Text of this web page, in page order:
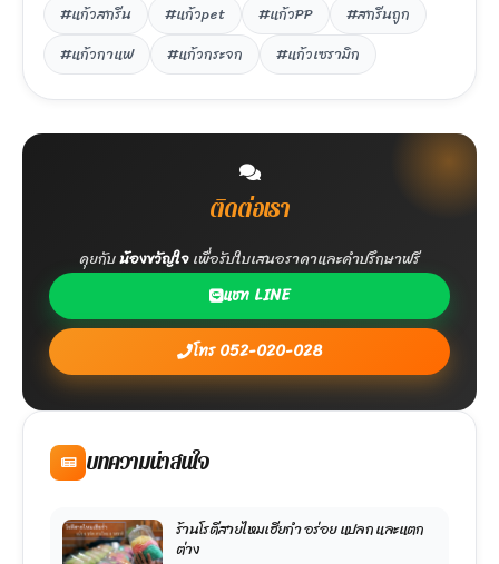
#แก้วสกรีน
#แก้วpet #แก้วPP
#สกรีนถูก
#แก้วกาแฟ
#แก้วกระจก #แก้วเซรามิก
ติดต่อเรา
คุยกับน้องขวัญใจเพื่อรับใบเสนอราคาและคำปรึกษาฟรี
แชท LINE
โทร 052-020-028
บทความน่าสนใจ
ร้านโรตีสายไหมเฮียกำ อร่อย แปลก และแตก
ต่าง